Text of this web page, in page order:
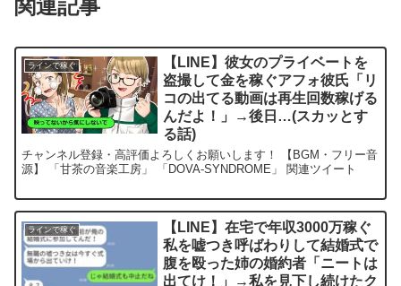
関連記事
ラインで稼ぐ
【LINE】彼女のプライベートを
盗撮して金を稼ぐアフォ彼氏「リ
コの出てる動画は再生回数稼げる
んだよ！」→後日…(スカッとす
る話)
チャンネル登録・高評価よろしくお願いします！ 【BGM・フリー音
源】 「甘茶の音楽工房」 「DOVA-SYNDROME」 関連ツイート
ラインで稼ぐ
【LINE】在宅で年収3000万稼ぐ
私を嘘つき呼ばわりして結婚式で
腹を殴った姉の婚約者「ニートは
出てけ！」→私を見下し続けたク